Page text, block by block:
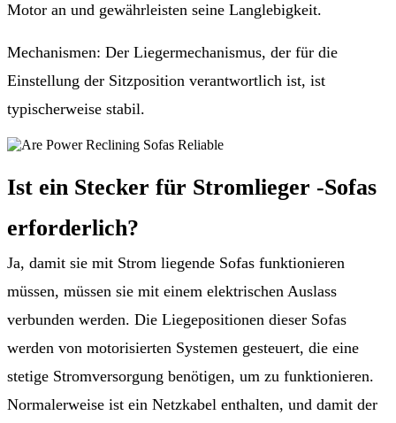
Motor an und gewährleisten seine Langlebigkeit.
Mechanismen: Der Liegermechanismus, der für die
Einstellung der Sitzposition verantwortlich ist, ist
typischerweise stabil.
Ist ein Stecker für Stromlieger -Sofas
erforderlich?
Ja, damit sie mit Strom liegende Sofas funktionieren
müssen, müssen sie mit einem elektrischen Auslass
verbunden werden. Die Liegepositionen dieser Sofas
werden von motorisierten Systemen gesteuert, die eine
stetige Stromversorgung benötigen, um zu funktionieren.
Normalerweise ist ein Netzkabel enthalten, und damit der